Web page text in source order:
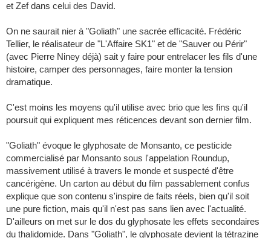
et Zef dans celui des David.
On ne saurait nier à "Goliath" une sacrée efficacité. Frédéric
Tellier, le réalisateur de "L'Affaire SK1" et de "Sauver ou Périr"
(avec Pierre Niney déjà) sait y faire pour entrelacer les fils d'une
histoire, camper des personnages, faire monter la tension
dramatique.
C'est moins les moyens qu'il utilise avec brio que les fins qu'il
poursuit qui expliquent mes réticences devant son dernier film.
"Goliath" évoque le glyphosate de Monsanto, ce pesticide
commercialisé par Monsanto sous l'appelation Roundup,
massivement utilisé à travers le monde et suspecté d'être
cancérigène. Un carton au début du film passablement confus
explique que son contenu s'inspire de faits réels, bien qu'il soit
une pure fiction, mais qu'il n'est pas sans lien avec l'actualité.
D'ailleurs on met sur le dos du glyphosate les effets secondaires
du thalidomide. Dans "Goliath", le glyphosate devient la tétrazine